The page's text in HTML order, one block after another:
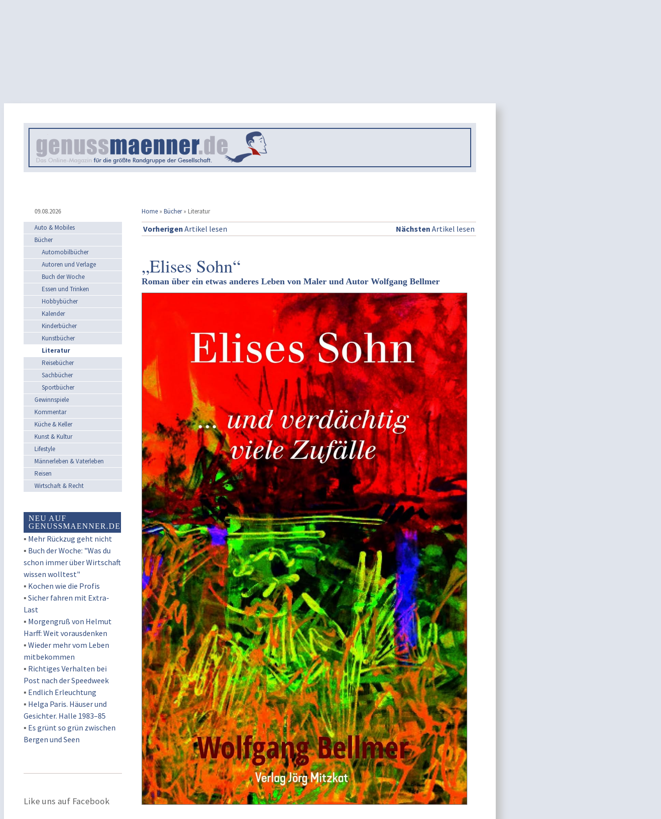
09.08.2026 Home » Bücher » Literatur
Auto & Mobiles
Bücher
Automobilbücher
Autoren und Verlage
Buch der Woche
Essen und Trinken
Hobbybücher
Kalender
Kinderbücher
Kunstbücher
Literatur
Reisebücher
Sachbücher
Sportbücher
Gewinnspiele
Kommentar
Küche & Keller
Kunst & Kultur
Lifestyle
Männerleben & Vaterleben
Reisen
Wirtschaft & Recht
NEU AUF
GENUSSMAENNER.DE
▪ Mehr Rückzug geht nicht
▪ Buch der Woche: "Was du
schon immer über Wirtschaft
wissen wolltest"
▪ Kochen wie die Profis
▪ Sicher fahren mit Extra-
Last
▪ Morgengruß von Helmut
Harff: Weit vorausdenken
▪ Wieder mehr vom Leben
mitbekommen
▪ Richtiges Verhalten bei
Post nach der Speedweek
▪ Endlich Erleuchtung
▪ Helga Paris. Häuser und
Gesichter. Halle 1983–85
▪ Es grünt so grün zwischen
Bergen und Seen
Like uns auf Facebook
Vorherigen Artikel lesen Nächsten Artikel lesen
„Elises Sohn“
Roman über ein etwas anderes Leben von Maler und Autor Wolfgang Bellmer